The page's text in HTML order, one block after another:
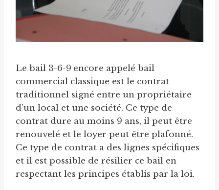
Le bail 3-6-9 encore appelé bail
commercial classique est le contrat
traditionnel signé entre un propriétaire
d’un local et une société. Ce type de
contrat dure au moins 9 ans, il peut être
renouvelé et le loyer peut être plafonné.
Ce type de contrat a des lignes spécifiques
et il est possible de résilier ce bail en
respectant les principes établis par la loi.